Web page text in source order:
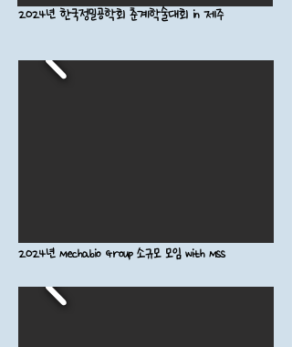
2024년 한국정밀공학회 춘계학술대회 in 제주
2024년 Mechabio Group 소규모 모임 with MSS